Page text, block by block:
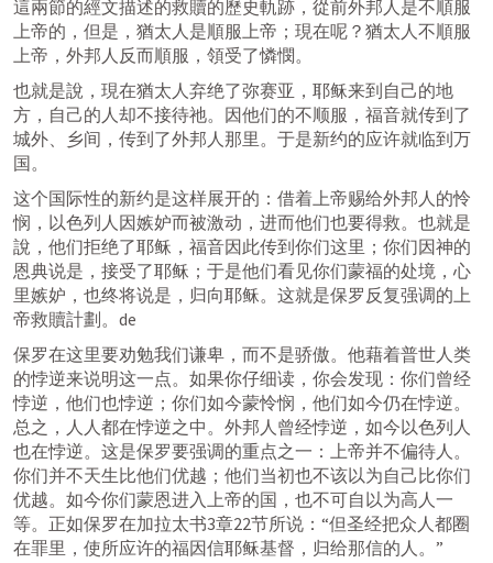
這兩節的經文描述的救贖的歷史軌跡，從前外邦人是不順服
上帝的，但是，猶太人是順服上帝；現在呢？猶太人不順服
上帝，外邦人反而順服，領受了憐憫。
也就是說，現在猶太人弃绝了弥赛亚，耶稣来到自己的地
方，自己的人却不接待祂。因他们的不顺服，福音就传到了
城外、乡间，传到了外邦人那里。于是新约的应许就临到万
国。
这个国际性的新约是这样展开的：借着上帝赐给外邦人的怜
悯，以色列人因嫉妒而被激动，进而他们也要得救。也就是
說，他们拒绝了耶稣，福音因此传到你们这里；你们因神的
恩典说是，接受了耶稣；于是他们看见你们蒙福的处境，心
里嫉妒，也终将说是，归向耶稣。这就是保罗反复强调的上
帝救贖計劃。de
保罗在这里要劝勉我们谦卑，而不是骄傲。他藉着普世人类
的悖逆来说明这一点。如果你仔细读，你会发现：你们曾经
悖逆，他们也悖逆；你们如今蒙怜悯，他们如今仍在悖逆。
总之，人人都在悖逆之中。外邦人曾经悖逆，如今以色列人
也在悖逆。这是保罗要强调的重点之一：上帝并不偏待人。
你们并不天生比他们优越；他们当初也不该以为自己比你们
优越。如今你们蒙恩进入上帝的国，也不可自以为高人一
等。正如保罗在加拉太书3章22节所说：“但圣经把众人都圈
在罪里，使所应许的福因信耶稣基督，归给那信的人。”